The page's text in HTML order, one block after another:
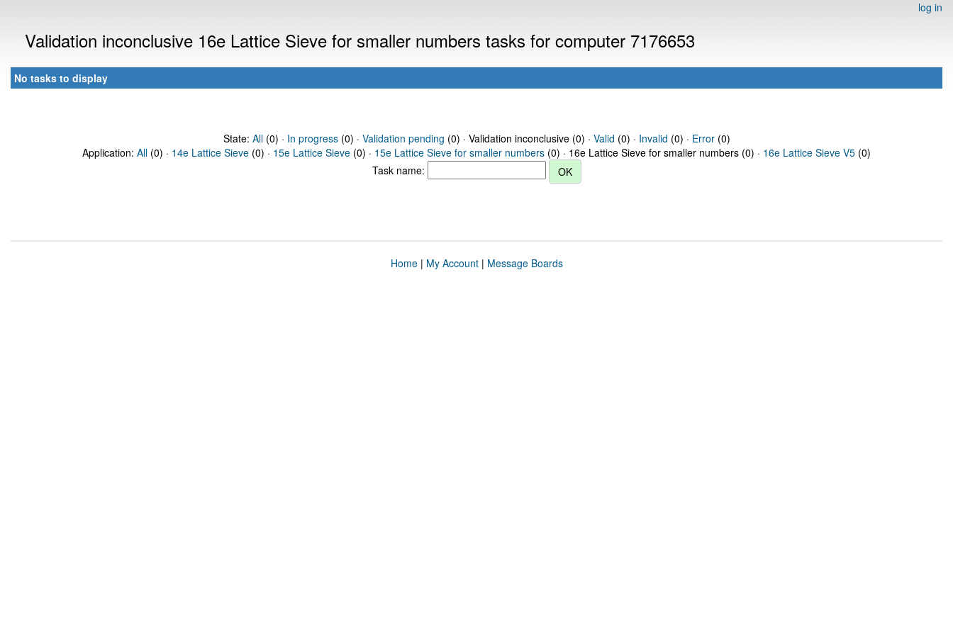
log in
Validation inconclusive 16e Lattice Sieve for smaller numbers tasks for computer 7176653
No tasks to display
State: All(0) · In progress(0) · Validation pending (0) · Validation inconclusive (0) · Valid (0) · Invalid (0) · Error(0)
Application: All (0) · 14e Lattice Sieve (0) · 15e Lattice Sieve (0) · 15e Lattice Sieve for smaller numbers (0) · 16e Lattice Sieve for smaller numbers (0) · 16e Lattice Sieve V5 (0)
Task name:
Home| My Account| Message Boards